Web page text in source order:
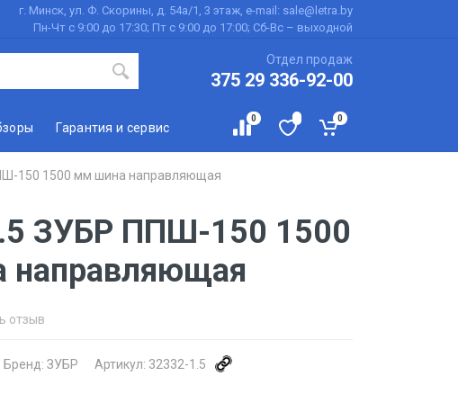
г. Минск, ул. Ф. Скорины, д. 54а/1, 3 этаж, e-mail: sale@letra.by
Пн-Чт с 9:00 до 17:30; Пт с 9:00 до 17:00; Сб-Вс – выходной
Отдел продаж
375 29 336-92-00
Гарантия и сервис
0 0
150 1500 мм шина направляющая
ЗУБР ППШ-150 1500
отзыв
Бренд: ЗУБР Артикул: 32332-1.5